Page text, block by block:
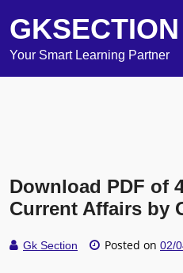
GKSECTION
Your Smart Learning Partner
Download PDF of
Current Affairs by
Gk Section Posted on 02/